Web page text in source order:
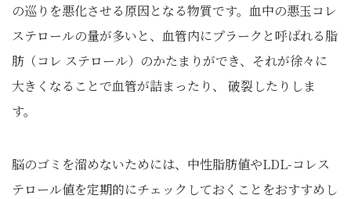
の巡りを悪化させる原因となる物質です。血中の悪玉コレ
ステロールの量が多いと、血管内にプラークと呼ばれる脂
肪（コレ ステロール）のかたまりができ、それが徐々に
大きくなることで血管が詰まったり、 破裂したりしま
す。
脳のゴミを溜めないためには、中性脂肪値やLDL-コレス
テロール値を定期的にチェックしておくことをおすすめし